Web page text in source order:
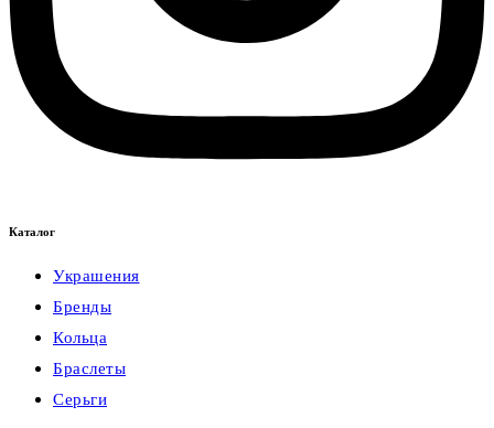
Каталог
Украшения
Бренды
Кольца
Браслеты
Серьги